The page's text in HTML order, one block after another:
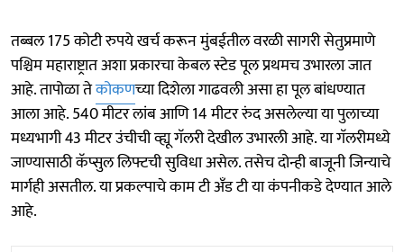
तब्बल 175 कोटी रुपये खर्च करून मुंबईतील वरळी सागरी सेतुप्रमाणे
पश्चिम महाराष्ट्रात अशा प्रकारचा केबल स्टेड पूल प्रथमच उभारला जात
आहे. तापोळा तेकोकणच्या दिशेला गाढवली असा हा पूल बांधण्यात
आला आहे. 540 मीटर लांब आणि 14 मीटर रुंद असलेल्या या पुलाच्या
मध्यभागी 43 मीटर उंचीची व्ह्यू गॅलरी देखील उभारली आहे. या गॅलरीमध्ये
जाण्यासाठी कॅप्सुल लिफ्टची सुविधा असेल. तसेच दोन्ही बाजूनी जिन्याचे
मार्गही असतील. या प्रकल्पाचे काम टी अँड टी या कंपनीकडे देण्यात आले
आहे.